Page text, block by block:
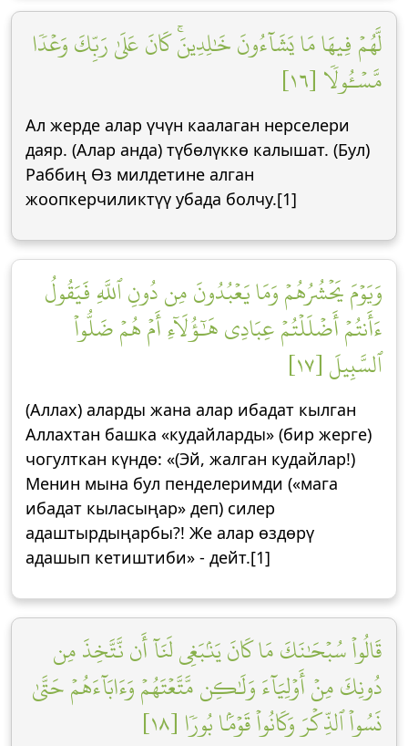
لَّهُمۡ فِيهَا مَا يَشَآءُونَ خَٰلِدِينَۚ كَانَ عَلَىٰ رَبِّكَ وَعۡدٗا
مَّسۡـُٔولٗا [١٦]
Ал жерде алар үчүн каалаган нерселери
даяр. (Алар анда) түбөлүккө калышат. (Бул)
Раббиң Өз милдетине алган
жоопкерчиликтүү убада болчу.[1]
وَيَوۡمَ يَحۡشُرُهُمۡ وَمَا يَعۡبُدُونَ مِن دُونِ ٱللَّهِ فَيَقُولُ
ءَأَنتُمۡ أَضۡلَلۡتُمۡ عِبَادِي هَٰٓؤُلَآءِ أَمۡ هُمۡ ضَلُّواْ
ٱلسَّبِيلَ [١٧]
(Аллах) аларды жана алар ибадат кылган
Аллахтан башка «кудайларды» (бир жерге)
чогулткан күндө: «(Эй, жалган кудайлар!)
Менин мына бул пенделеримди («мага
ибадат кыласыңар» деп) силер
адаштырдыңарбы?! Же алар өздөрү
адашып кетиштиби» - дейт.[1]
قَالُواْ سُبۡحَٰنَكَ مَا كَانَ يَنۢبَغِي لَنَآ أَن نَّتَّخِذَ مِن
دُونِكَ مِنۡ أَوۡلِيَآءَ وَلَٰكِن مَّتَّعۡتَهُمۡ وَءَابَآءَهُمۡ حَتَّىٰ
نَسُواْ ٱلذِّكۡرَ وَكَانُواْ قَوۡمَۢا بُورٗا [١٨]